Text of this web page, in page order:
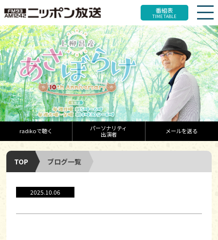
番組表
TIME TABLE
radikoで聴く
パーソナリティ
出演者
メールを送る
TOP ブログ一覧
2025.10.06